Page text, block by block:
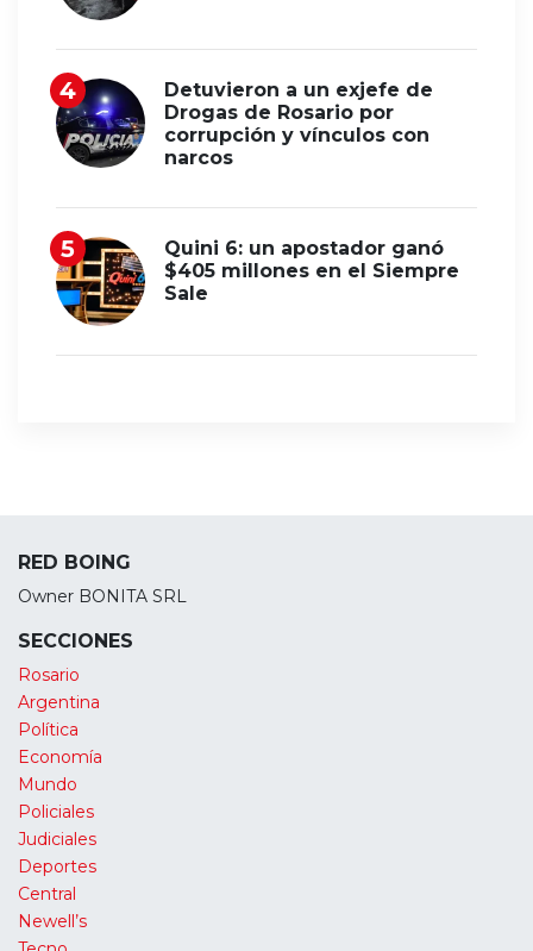
Detuvieron a un exjefe de
Drogas de Rosario por
corrupción y vínculos con
narcos
Quini 6: un apostador ganó
$405 millones en el Siempre
Sale
RED BOING
Owner BONITA SRL
SECCIONES
Rosario
Argentina
Política
Economía
Mundo
Policiales
Judiciales
Deportes
Central
Newell’s